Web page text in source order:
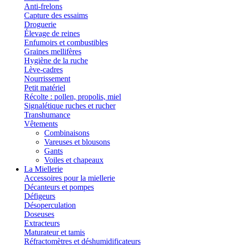
Anti-frelons
Capture des essaims
Droguerie
Élevage de reines
Enfumoirs et combustibles
Graines mellifères
Hygiène de la ruche
Lève-cadres
Nourrissement
Petit matériel
Récolte : pollen, propolis, miel
Signalétique ruches et rucher
Transhumance
Vêtements
Combinaisons
Vareuses et blousons
Gants
Voiles et chapeaux
La Miellerie
Accessoires pour la miellerie
Décanteurs et pompes
Défigeurs
Désoperculation
Doseuses
Extracteurs
Maturateur et tamis
Réfractomètres et déshumidificateurs